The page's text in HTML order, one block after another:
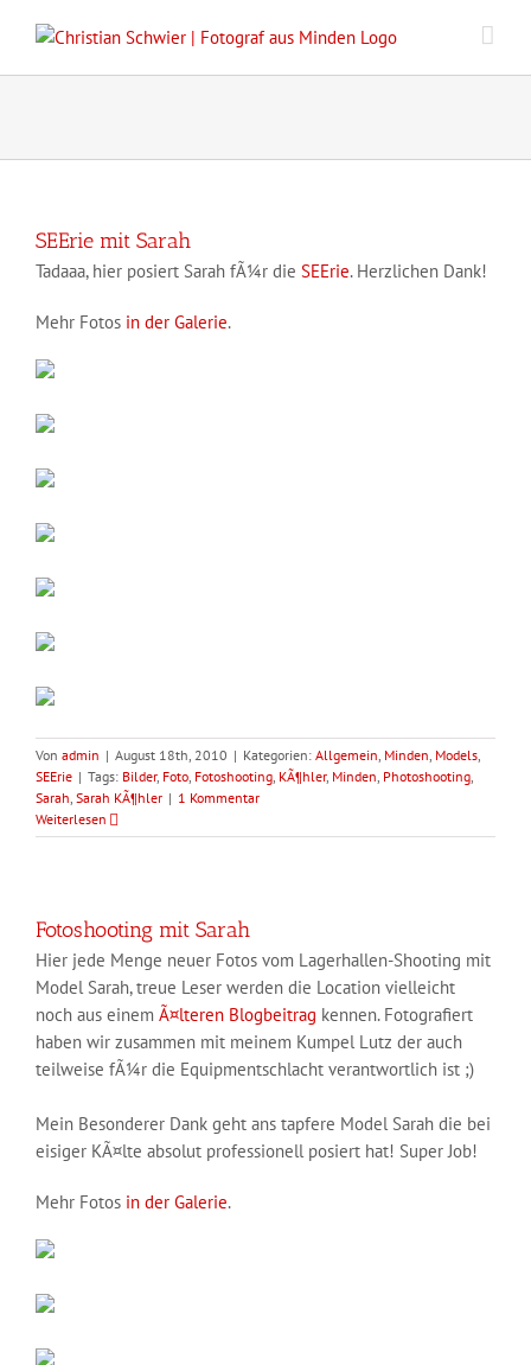
Inhalt
SEErie mit Sarah
Tadaaa, hier posiert Sarah fÃ¼r die SEErie. Herzlichen Dank!
Mehr Fotos in der Galerie.
Von admin | August 18th, 2010 | Kategorien: Allgemein, Minden, Models,
SEErie | Tags: Bilder, Foto, Fotoshooting, KÃ¶hler, Minden, Photoshooting,
Sarah, Sarah KÃ¶hler | 1 Kommentar
Weiterlesen
Fotoshooting mit Sarah
Hier jede Menge neuer Fotos vom Lagerhallen-Shooting mit
Model Sarah, treue Leser werden die Location vielleicht
noch aus einem Ã¤lteren Blogbeitrag kennen. Fotografiert
haben wir zusammen mit meinem Kumpel Lutz der auch
teilweise fÃ¼r die Equipmentschlacht verantwortlich ist ;)
Mein Besonderer Dank geht ans tapfere Model Sarah die bei
eisiger KÃ¤lte absolut professionell posiert hat! Super Job!
Mehr Fotos in der Galerie.